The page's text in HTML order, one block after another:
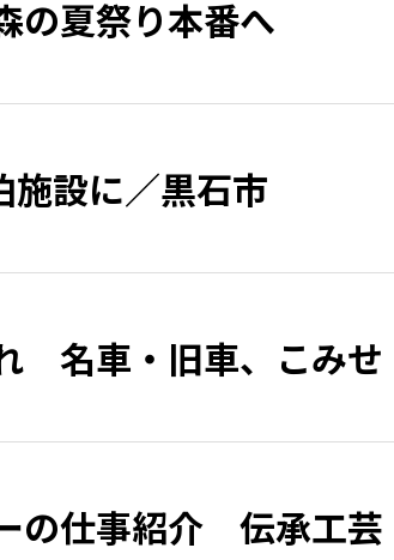
夏祭り本番へ
設に／黒石市
名車・旧車、こみせ
の仕事紹介 伝承工芸